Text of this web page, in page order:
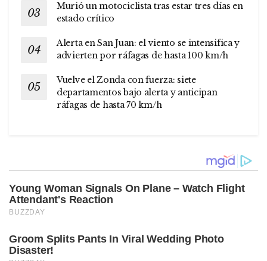
Murió un motociclista tras estar tres días en
estado crítico
Alerta en San Juan: el viento se intensifica y
advierten por ráfagas de hasta 100 km/h
Vuelve el Zonda con fuerza: siete
departamentos bajo alerta y anticipan
ráfagas de hasta 70 km/h